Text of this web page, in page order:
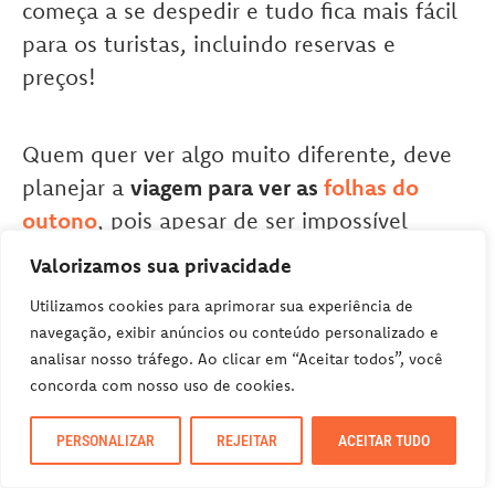
Valorizamos sua privacidade
Utilizamos cookies para aprimorar sua experiência de
navegação, exibir anúncios ou conteúdo personalizado e
analisar nosso tráfego. Ao clicar em “Aceitar todos”, você
concorda com nosso uso de cookies.
PERSONALIZAR REJEITAR ACEITAR TUDO
começa a se despedir e tudo fica mais fácil
para os turistas, incluindo reservas e
preços!
Quem quer ver algo muito diferente, deve
planejar a viagem para ver as folhas do
outono, pois apesar de ser impossível
prever qual a melhor semana para ver o
colorido do outono, geralmente entre a
segunda e terceira semana do mês se tem
mais chance de pegar o pico das cores.
Sem dúvida, cada lugar e região as cores do
outono aconteces em semanas diferentes,